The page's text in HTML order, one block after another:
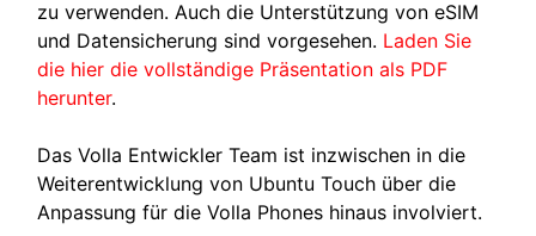
zu verwenden. Auch die Unterstützung von eSIM
und Datensicherung sind vorgesehen. Laden Sie
die hier die vollständige Präsentation als PDF
herunter.
Das Volla Entwickler Team ist inzwischen in die
Weiterentwicklung von Ubuntu Touch über die
Anpassung für die Volla Phones hinaus involviert.